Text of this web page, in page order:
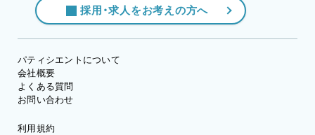
採用・求人をお考えの方へ
パティシエントについて
会社概要
よくある質問
お問い合わせ
利用規約